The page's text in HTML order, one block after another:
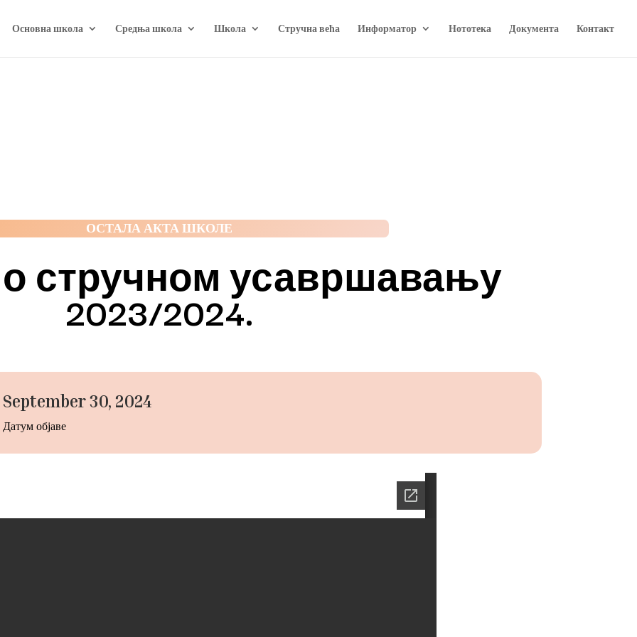
Основна школа Средња школа Школа Стручна већа Информатор Нототека Документа Контакт
ОСТАЛА АКТА ШКОЛЕ
стручном усавршавању
2023/2024.
September 30, 2024
Датум објаве